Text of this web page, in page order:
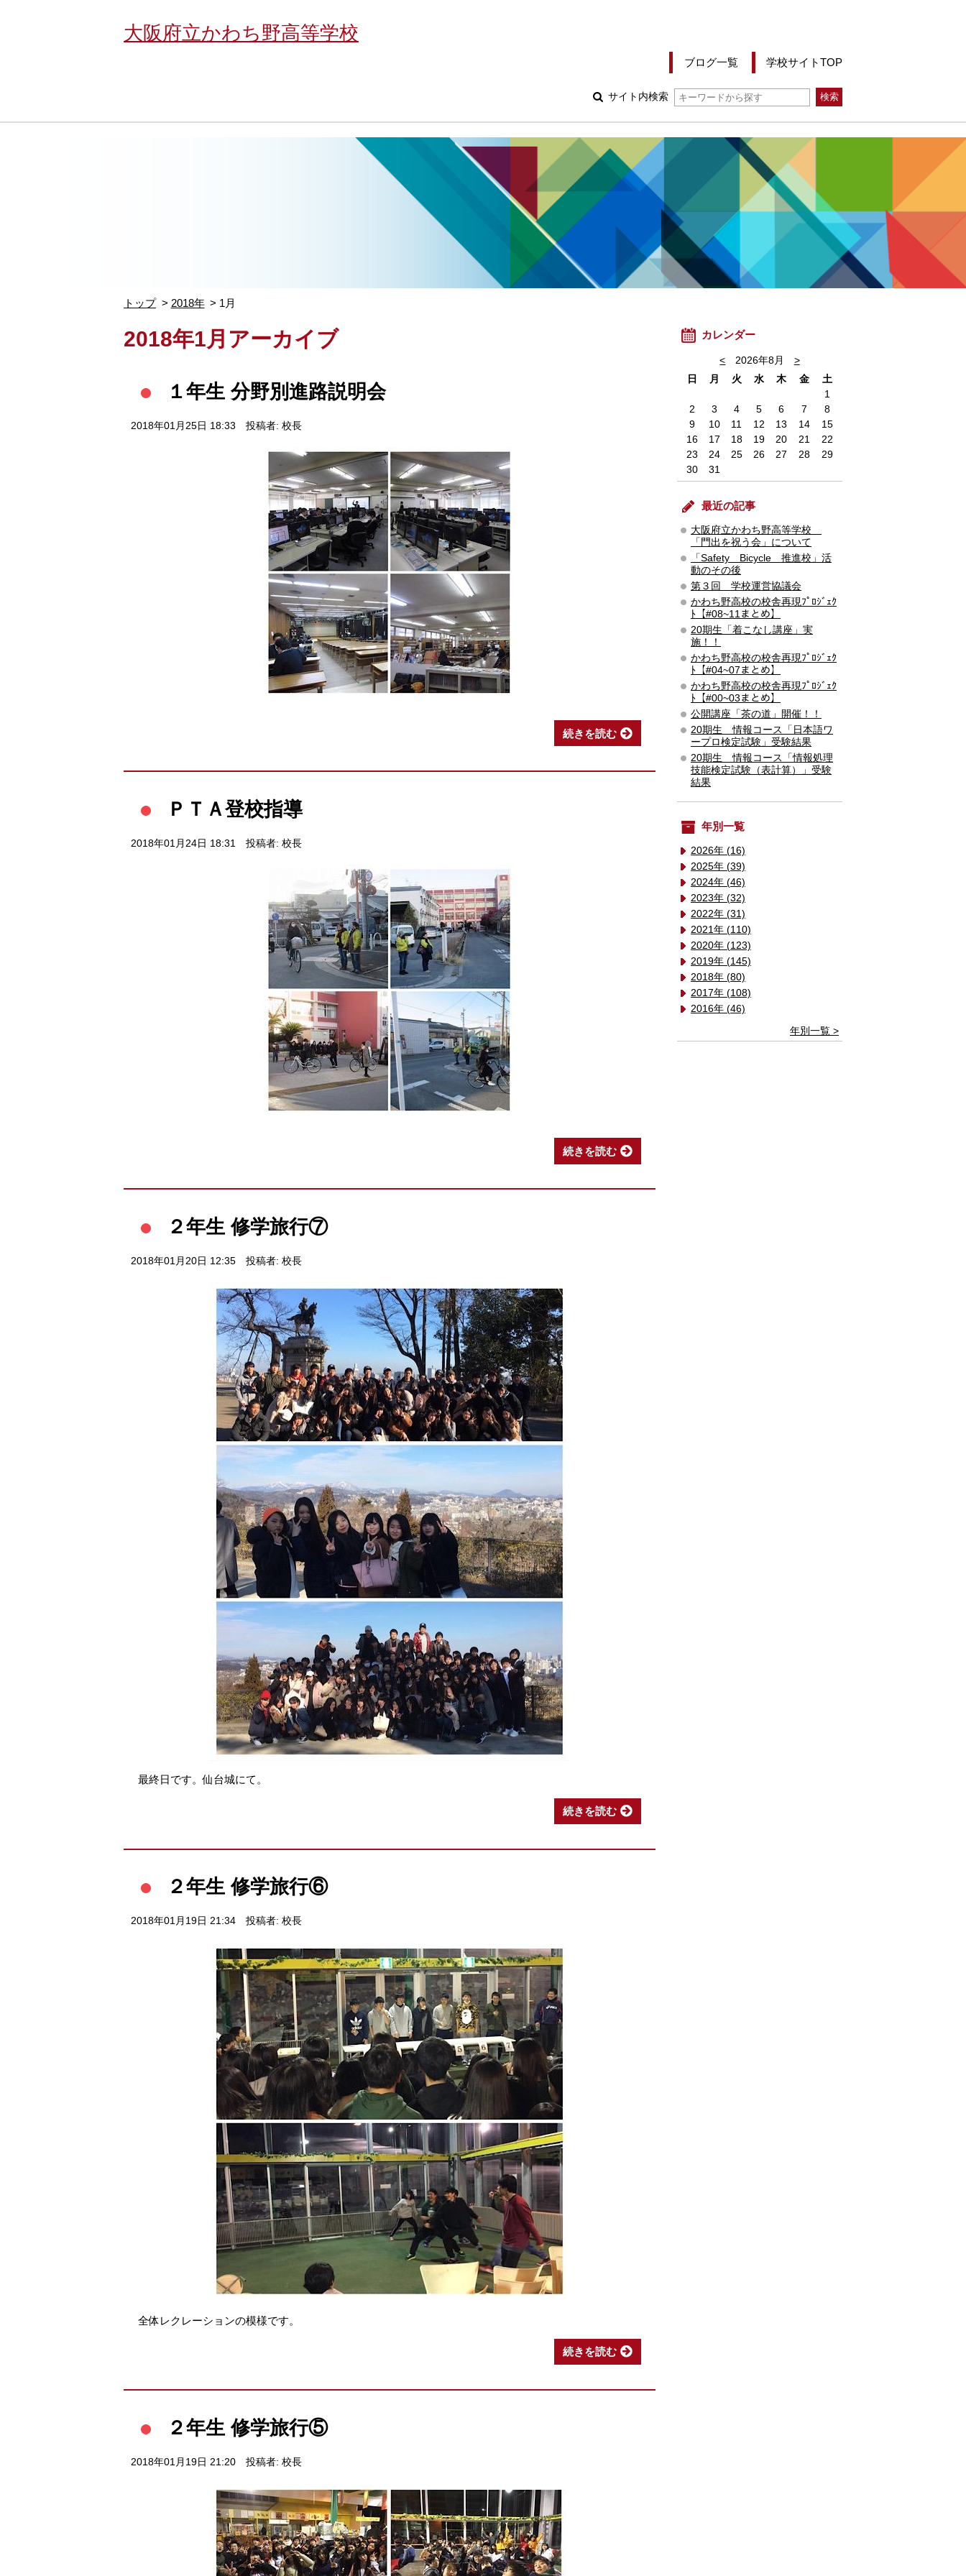
大阪府立かわち野高等学校
ブログ一覧 学校サイトTOP
サイト内検索
トップ 2018年 1月
2018年1月アーカイブ
１年生 分野別進路説明会
2018年01月25日 18:33 投稿者: 校長
続きを読む
ＰＴＡ登校指導
2018年01月24日 18:31 投稿者: 校長
続きを読む
２年生 修学旅行⑦
2018年01月20日 12:35 投稿者: 校長
最終日です。仙台城にて。
続きを読む
２年生 修学旅行⑥
2018年01月19日 21:34 投稿者: 校長
全体レクレーションの模様です。
続きを読む
２年生 修学旅行⑤
2018年01月19日 21:20 投稿者: 校長
カレンダー
< 2026年8月
>
日
月 火 水 木 金
土
1
2
3 4 5 6 7
8
9
10 11 12 13 14
15
16
17 18 19 20 21
22
23
24 25 26 27 28
29
30
31
最近の記事
大阪府立かわち野高等学校
「門出を祝う会」について
「Safety Bicycle 推進校」活
動のその後
第３回 学校運営協議会
かわち野高校の校舎再現ﾌﾟﾛｼﾞｪｸ
ﾄ【#08~11まとめ】
20期生「着こなし講座」実
施！！
かわち野高校の校舎再現ﾌﾟﾛｼﾞｪｸ
ﾄ【#04~07まとめ】
かわち野高校の校舎再現ﾌﾟﾛｼﾞｪｸ
ﾄ【#00~03まとめ】
公開講座「茶の道」開催！！
20期生 情報コース「日本語ワ
ープロ検定試験」受験結果
20期生 情報コース「情報処理
技能検定試験（表計算）」受験
結果
年別一覧
2026年 (16)
2025年 (39)
2024年 (46)
2023年 (32)
2022年 (31)
2021年 (110)
2020年 (123)
2019年 (145)
2018年 (80)
2017年 (108)
2016年 (46)
年別一覧 >